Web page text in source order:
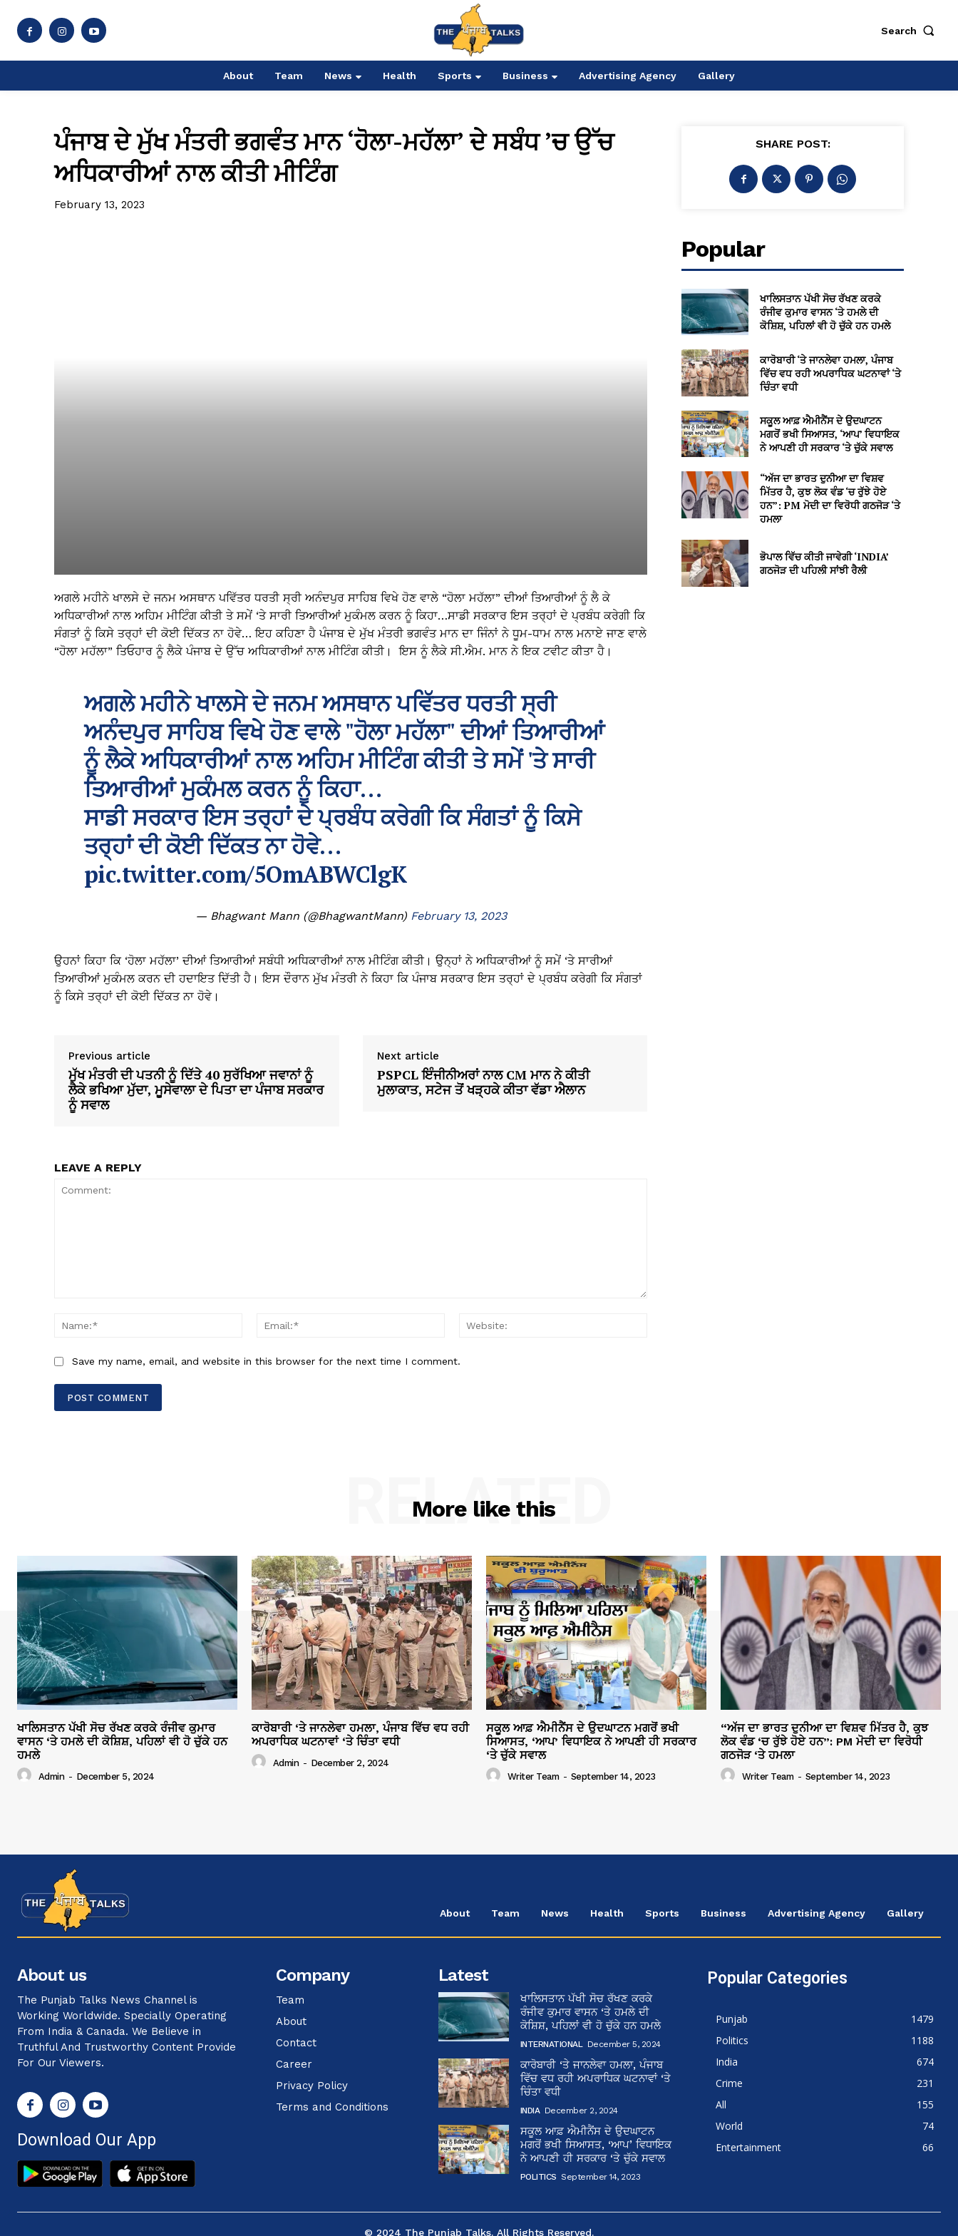
Search
About Team News Health Sports Business Advertising Agency Gallery
ਪੰਜਾਬ ਦੇ ਮੁੱਖ ਮੰਤਰੀ ਭਗਵੰਤ ਮਾਨ ‘ਹੋਲਾ-ਮਹੱਲਾ’ ਦੇ ਸਬੰਧ ’ਚ ਉੱਚ
ਅਧਿਕਾਰੀਆਂ ਨਾਲ ਕੀਤੀ ਮੀਟਿੰਗ
February 13, 2023
ਅਗਲੇ ਮਹੀਨੇ ਖਾਲਸੇ ਦੇ ਜਨਮ ਅਸਥਾਨ ਪਵਿੱਤਰ ਧਰਤੀ ਸ੍ਰੀ ਅਨੰਦਪੁਰ ਸਾਹਿਬ ਵਿਖੇ ਹੋਣ ਵਾਲੇ “ਹੋਲਾ ਮਹੱਲਾ” ਦੀਆਂ ਤਿਆਰੀਆਂ ਨੂੰ ਲੈ ਕੇ
ਅਧਿਕਾਰੀਆਂ ਨਾਲ ਅਹਿਮ ਮੀਟਿੰਗ ਕੀਤੀ ਤੇ ਸਮੇਂ ‘ਤੇ ਸਾਰੀ ਤਿਆਰੀਆਂ ਮੁਕੰਮਲ ਕਰਨ ਨੂੰ ਕਿਹਾ…ਸਾਡੀ ਸਰਕਾਰ ਇਸ ਤਰ੍ਹਾਂ ਦੇ ਪ੍ਰਬੰਧ ਕਰੇਗੀ ਕਿ
ਸੰਗਤਾਂ ਨੂੰ ਕਿਸੇ ਤਰ੍ਹਾਂ ਦੀ ਕੋਈ ਦਿੱਕਤ ਨਾ ਹੋਵੇ… ਇਹ ਕਹਿਣਾ ਹੈ ਪੰਜਾਬ ਦੇ ਮੁੱਖ ਮੰਤਰੀ ਭਗਵੰਤ ਮਾਨ ਦਾ ਜਿੰਨਾਂ ਨੇ ਧੂਮ-ਧਾਮ ਨਾਲ ਮਨਾਏ ਜਾਣ ਵਾਲੇ
“ਹੋਲਾ ਮਹੱਲਾ” ਤਿਓਹਾਰ ਨੂੰ ਲੈਕੇ ਪੰਜਾਬ ਦੇ ਉੱਚ ਅਧਿਕਾਰੀਆਂ ਨਾਲ ਮੀਟਿੰਗ ਕੀਤੀ। ਇਸ ਨੂੰ ਲੈਕੇ ਸੀ.ਐਮ. ਮਾਨ ਨੇ ਇਕ ਟਵੀਟ ਕੀਤਾ ਹੈ।
ਅਗਲੇ ਮਹੀਨੇ ਖਾਲਸੇ ਦੇ ਜਨਮ ਅਸਥਾਨ ਪਵਿੱਤਰ ਧਰਤੀ ਸ੍ਰੀ
ਅਨੰਦਪੁਰ ਸਾਹਿਬ ਵਿਖੇ ਹੋਣ ਵਾਲੇ "ਹੋਲਾ ਮਹੱਲਾ" ਦੀਆਂ ਤਿਆਰੀਆਂ
ਨੂੰ ਲੈਕੇ ਅਧਿਕਾਰੀਆਂ ਨਾਲ ਅਹਿਮ ਮੀਟਿੰਗ ਕੀਤੀ ਤੇ ਸਮੇਂ 'ਤੇ ਸਾਰੀ
ਤਿਆਰੀਆਂ ਮੁਕੰਮਲ ਕਰਨ ਨੂੰ ਕਿਹਾ…
ਸਾਡੀ ਸਰਕਾਰ ਇਸ ਤਰ੍ਹਾਂ ਦੇ ਪ੍ਰਬੰਧ ਕਰੇਗੀ ਕਿ ਸੰਗਤਾਂ ਨੂੰ ਕਿਸੇ
ਤਰ੍ਹਾਂ ਦੀ ਕੋਈ ਦਿੱਕਤ ਨਾ ਹੋਵੇ…
pic.twitter.com/5OmABWClgK
— Bhagwant Mann (@BhagwantMann) February 13, 2023
ਉਹਨਾਂ ਕਿਹਾ ਕਿ ‘ਹੋਲਾ ਮਹੱਲਾ’ ਦੀਆਂ ਤਿਆਰੀਆਂ ਸਬੰਧੀ ਅਧਿਕਾਰੀਆਂ ਨਾਲ ਮੀਟਿੰਗ ਕੀਤੀ। ਉਨ੍ਹਾਂ ਨੇ ਅਧਿਕਾਰੀਆਂ ਨੂੰ ਸਮੇਂ ‘ਤੇ ਸਾਰੀਆਂ
ਤਿਆਰੀਆਂ ਮੁਕੰਮਲ ਕਰਨ ਦੀ ਹਦਾਇਤ ਦਿੱਤੀ ਹੈ। ਇਸ ਦੌਰਾਨ ਮੁੱਖ ਮੰਤਰੀ ਨੇ ਕਿਹਾ ਕਿ ਪੰਜਾਬ ਸਰਕਾਰ ਇਸ ਤਰ੍ਹਾਂ ਦੇ ਪ੍ਰਬੰਧ ਕਰੇਗੀ ਕਿ ਸੰਗਤਾਂ
ਨੂੰ ਕਿਸੇ ਤਰ੍ਹਾਂ ਦੀ ਕੋਈ ਦਿੱਕਤ ਨਾ ਹੋਵੇ।
Previous article
ਮੁੱਖ ਮੰਤਰੀ ਦੀ ਪਤਨੀ ਨੂੰ ਦਿੱਤੇ 40 ਸੁਰੱਖਿਆ ਜਵਾਨਾਂ ਨੂੰ
ਲੈਕੇ ਭਖਿਆ ਮੁੱਦਾ, ਮੂਸੇਵਾਲਾ ਦੇ ਪਿਤਾ ਦਾ ਪੰਜਾਬ ਸਰਕਾਰ
ਨੂੰ ਸਵਾਲ
Next article
PSPCL ਇੰਜੀਨੀਅਰਾਂ ਨਾਲ CM ਮਾਨ ਨੇ ਕੀਤੀ
ਮੁਲਾਕਾਤ, ਸਟੇਜ ਤੋਂ ਖੜ੍ਹਕੇ ਕੀਤਾ ਵੱਡਾ ਐਲਾਨ
LEAVE A REPLY
Name:*
Email:*
Save my name, email, and website in this browser for the next time I comment.
SHARE POST:
Popular
ਖਾਲਿਸਤਾਨ ਪੱਖੀ ਸੋਚ ਰੱਖਣ ਕਰਕੇ
ਰੰਜੀਵ ਕੁਮਾਰ ਵਾਸਨ ‘ਤੇ ਹਮਲੇ ਦੀ
ਕੋਸ਼ਿਸ਼, ਪਹਿਲਾਂ ਵੀ ਹੋ ਚੁੱਕੇ ਹਨ ਹਮਲੇ
ਕਾਰੋਬਾਰੀ ‘ਤੇ ਜਾਨਲੇਵਾ ਹਮਲਾ, ਪੰਜਾਬ
ਵਿੱਚ ਵਧ ਰਹੀ ਅਪਰਾਧਿਕ ਘਟਨਾਵਾਂ ‘ਤੇ
ਚਿੰਤਾ ਵਧੀ
ਸਕੂਲ ਆਫ਼ ਐਮੀਨੈਂਸ ਦੇ ਉਦਘਾਟਨ
ਮਗਰੋਂ ਭਖੀ ਸਿਆਸਤ, ‘ਆਪ’ ਵਿਧਾਇਕ
ਨੇ ਆਪਣੀ ਹੀ ਸਰਕਾਰ ‘ਤੇ ਚੁੱਕੇ ਸਵਾਲ
“ਅੱਜ ਦਾ ਭਾਰਤ ਦੁਨੀਆ ਦਾ ਵਿਸ਼ਵ
ਮਿੱਤਰ ਹੈ, ਕੁਝ ਲੋਕ ਵੰਡ ‘ਚ ਰੁੱਝੇ ਹੋਏ
ਹਨ”: PM ਮੋਦੀ ਦਾ ਵਿਰੋਧੀ ਗਠਜੋੜ ‘ਤੇ
ਹਮਲਾ
ਭੋਪਾਲ ਵਿੱਚ ਕੀਤੀ ਜਾਵੇਗੀ ‘INDIA’
ਗਠਜੋੜ ਦੀ ਪਹਿਲੀ ਸਾਂਝੀ ਰੈਲੀ
More like this
RELATED
ਖਾਲਿਸਤਾਨ ਪੱਖੀ ਸੋਚ ਰੱਖਣ ਕਰਕੇ ਰੰਜੀਵ ਕੁਮਾਰ
ਵਾਸਨ ‘ਤੇ ਹਮਲੇ ਦੀ ਕੋਸ਼ਿਸ਼, ਪਹਿਲਾਂ ਵੀ ਹੋ ਚੁੱਕੇ ਹਨ
ਹਮਲੇ
Admin - December 5, 2024
ਕਾਰੋਬਾਰੀ ‘ਤੇ ਜਾਨਲੇਵਾ ਹਮਲਾ, ਪੰਜਾਬ ਵਿੱਚ ਵਧ ਰਹੀ
ਅਪਰਾਧਿਕ ਘਟਨਾਵਾਂ ‘ਤੇ ਚਿੰਤਾ ਵਧੀ
Admin - December 2, 2024
ਸਕੂਲ ਆਫ਼ ਐਮੀਨੈਂਸ ਦੇ ਉਦਘਾਟਨ ਮਗਰੋਂ ਭਖੀ
ਸਿਆਸਤ, ‘ਆਪ’ ਵਿਧਾਇਕ ਨੇ ਆਪਣੀ ਹੀ ਸਰਕਾਰ
‘ਤੇ ਚੁੱਕੇ ਸਵਾਲ
Writer Team - September 14, 2023
“ਅੱਜ ਦਾ ਭਾਰਤ ਦੁਨੀਆ ਦਾ ਵਿਸ਼ਵ ਮਿੱਤਰ ਹੈ, ਕੁਝ
ਲੋਕ ਵੰਡ ‘ਚ ਰੁੱਝੇ ਹੋਏ ਹਨ”: PM ਮੋਦੀ ਦਾ ਵਿਰੋਧੀ
ਗਠਜੋੜ ‘ਤੇ ਹਮਲਾ
Writer Team - September 14, 2023
About Team News Health Sports Business Advertising Agency Gallery
About us
The Punjab Talks News Channel is
Working Worldwide. Specially Operating
From India & Canada. We Believe in
Truthful And Trustworthy Content Provide
For Our Viewers.
Download Our App
Company
Team
About
Contact
Career
Privacy Policy
Terms and Conditions
Latest
ਖਾਲਿਸਤਾਨ ਪੱਖੀ ਸੋਚ ਰੱਖਣ ਕਰਕੇ
ਰੰਜੀਵ ਕੁਮਾਰ ਵਾਸਨ ‘ਤੇ ਹਮਲੇ ਦੀ
ਕੋਸ਼ਿਸ਼, ਪਹਿਲਾਂ ਵੀ ਹੋ ਚੁੱਕੇ ਹਨ ਹਮਲੇ
INTERNATIONAL December 5, 2024
ਕਾਰੋਬਾਰੀ ‘ਤੇ ਜਾਨਲੇਵਾ ਹਮਲਾ, ਪੰਜਾਬ
ਵਿੱਚ ਵਧ ਰਹੀ ਅਪਰਾਧਿਕ ਘਟਨਾਵਾਂ ‘ਤੇ
ਚਿੰਤਾ ਵਧੀ
INDIA December 2, 2024
ਸਕੂਲ ਆਫ਼ ਐਮੀਨੈਂਸ ਦੇ ਉਦਘਾਟਨ
ਮਗਰੋਂ ਭਖੀ ਸਿਆਸਤ, ‘ਆਪ’ ਵਿਧਾਇਕ
ਨੇ ਆਪਣੀ ਹੀ ਸਰਕਾਰ ‘ਤੇ ਚੁੱਕੇ ਸਵਾਲ
POLITICS September 14, 2023
Popular Categories
Punjab
1479
Politics
1188
India
674
Crime
231
All
155
World
74
Entertainment
66
© 2024 The Punjab Talks. All Rights Reserved.